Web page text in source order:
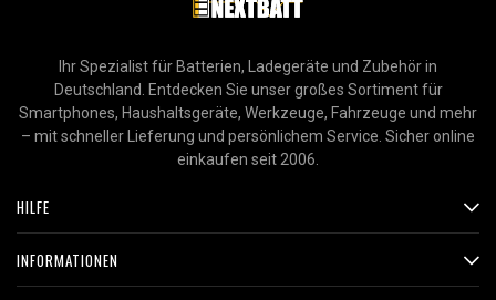
Ihr Spezialist für Batterien, Ladegeräte und Zubehör in
Deutschland. Entdecken Sie unser großes Sortiment für
Smartphones, Haushaltsgeräte, Werkzeuge, Fahrzeuge und mehr
– mit schneller Lieferung und persönlichem Service. Sicher online
einkaufen seit 2006.
HILFE
INFORMATIONEN